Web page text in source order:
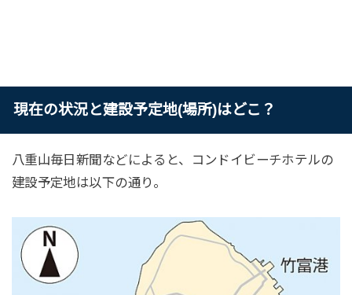
現在の状況と建設予定地(場所)はどこ？
八重山毎日新聞などによると、コンドイビーチホテルの
建設予定地は以下の通り。